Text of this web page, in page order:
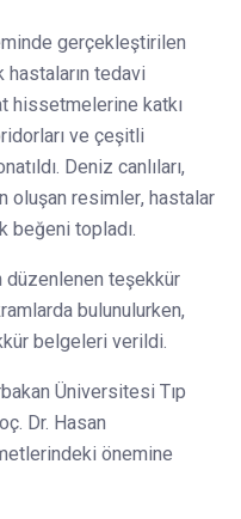
gerçekleştirilen
tedavi
hissetmelerine katkı
ve çeşitli
Deniz canlıları,
oluşan resimler, hastalar
beğeni topladı.
teşekkür
bulunulurken,
belgeleri verildi.
Üniversitesi Tıp
Dr. Hasan
önemine